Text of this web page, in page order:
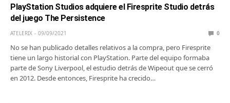
PlayStation Studios adquiere el Firesprite Studio detrás
del juego The Persistence
ATELERIX 09/09/2021 0
No se han publicado detalles relativos a la compra, pero Firesprite
tiene un largo historial con PlayStation. Parte del equipo formaba
parte de Sony Liverpool, el estudio detrás de Wipeout que se cerró
en 2012. Desde entonces, Firesprite ha crecido…